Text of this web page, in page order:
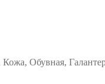
Кожа, Обувная,